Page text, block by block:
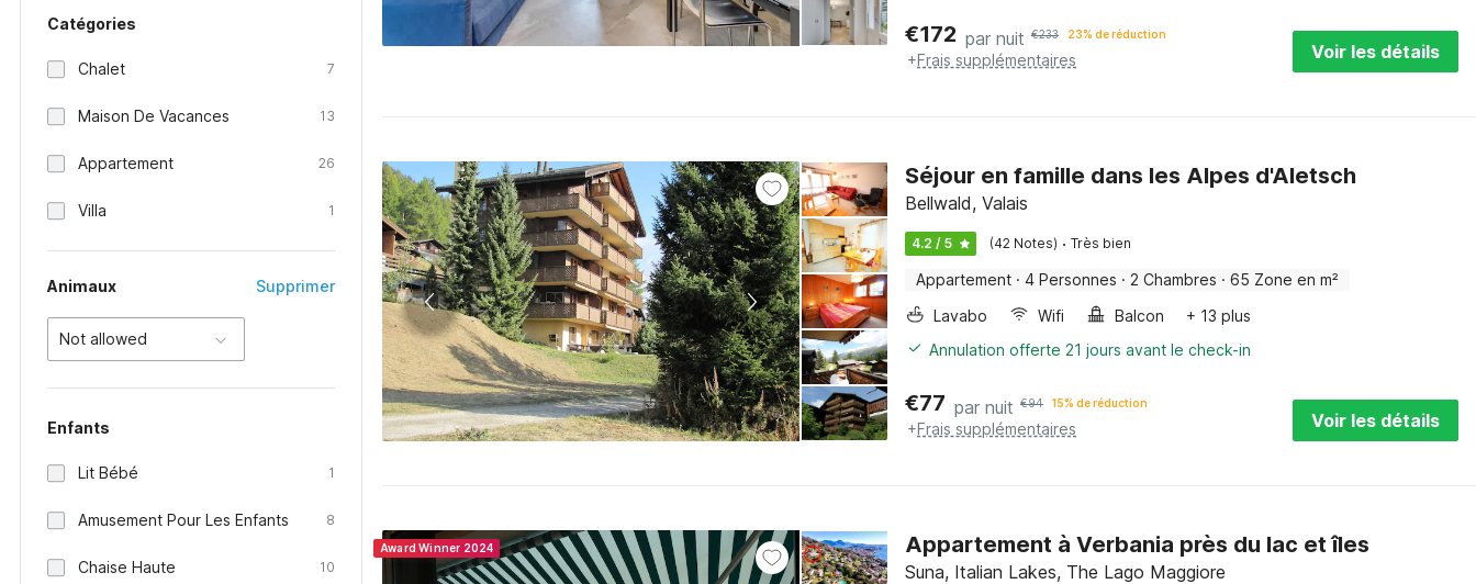
Catégories
Chalet 7
Maison De Vacances 13
Appartement 26
Villa 1
Animaux Supprimer
Not allowed
Enfants
Lit Bébé 1
Amusement Pour Les Enfants 8
Chaise Haute 10
€172 par nuit €233 23% de réduction
+Frais supplémentaires Voir les détails
Séjour en famille dans les Alpes d'Aletsch
Bellwald, Valais
4.2 / 5 (42 Notes) · Très bien
Appartement · 4 Personnes · 2 Chambres · 65 Zone en m²
Lavabo
Wifi Balcon
+ 13 plus
Annulation offerte 21 jours avant le check-in
€77 par nuit €94 15% de réduction
+Frais supplémentaires Voir les détails
Award Winner 2024 Appartement à Verbania près du lac et îles
Suna, Italian Lakes, The Lago Maggiore